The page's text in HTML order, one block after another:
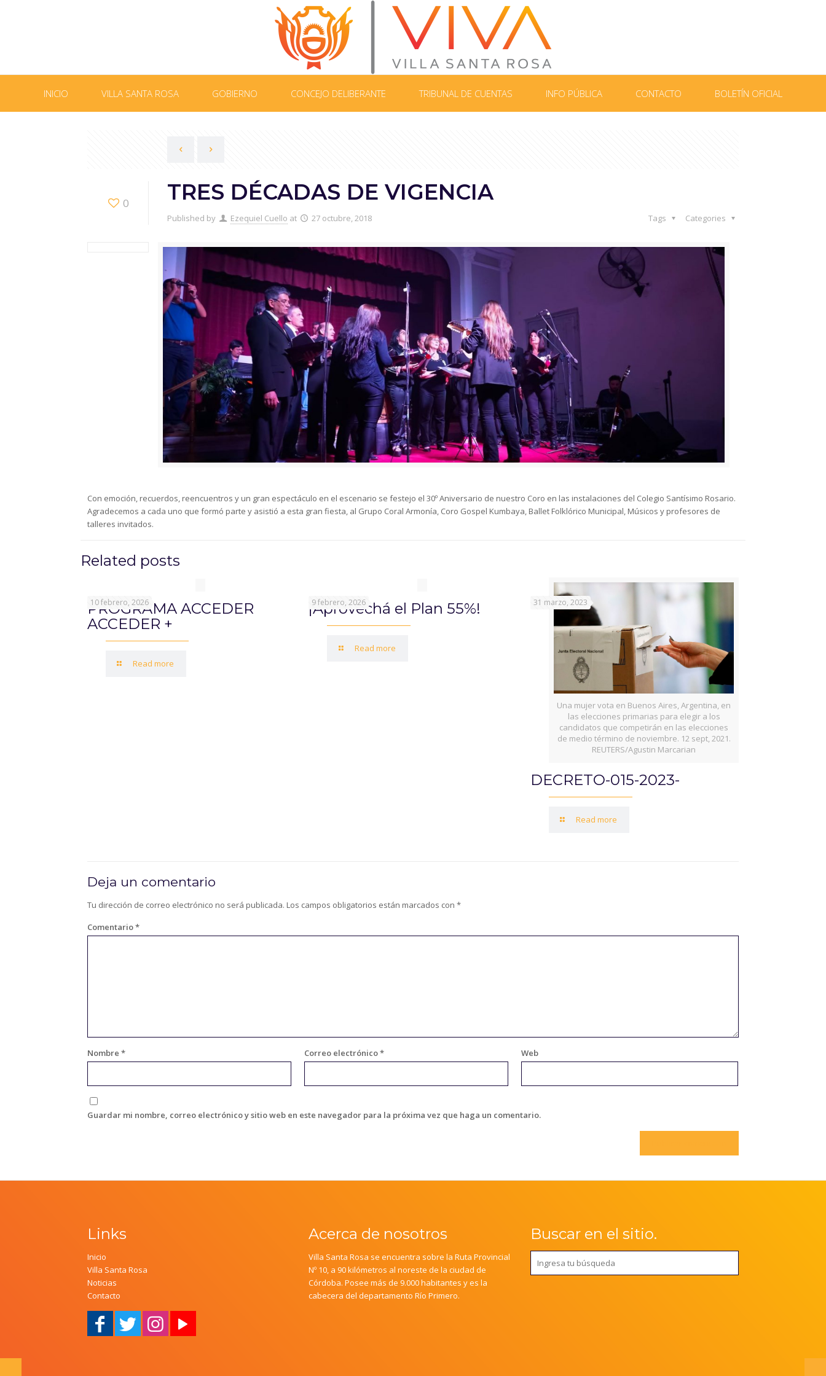
INICIO VILLA SANTA ROSA GOBIERNO CONCEJO DELIBERANTE TRIBUNAL DE CUENTAS INFO PÚBLICA CONTACTO BOLETÍN OFICIAL
0 TRES DÉCADAS DE VIGENCIA
Published by Ezequiel Cuello at 27 octubre, 2018 Categories
Tags
Con emoción, recuerdos, reencuentros y un gran espectáculo en el escenario se festejo el 30º Aniversario de nuestro Coro en las instalaciones del Colegio Santísimo Rosario.
Agradecemos a cada uno que formó parte y asistió a esta gran fiesta, al Grupo Coral Armonía, Coro Gospel Kumbaya, Ballet Folklórico Municipal, Músicos y profesores de
talleres invitados.
Related posts
10 febrero, 2026
PROGRAMA ACCEDER
ACCEDER +
Read more
9 febrero, 2026
¡Aprovechá el Plan 55%!
Read more
Una mujer vota en Buenos Aires, Argentina, en
las elecciones primarias para elegir a los
candidatos que competirán en las elecciones
de medio término de noviembre. 12 sept, 2021.
REUTERS/Agustin Marcarian
31 marzo, 2023
DECRETO-015-2023-
Read more
Deja un comentario
Tu dirección de correo electrónico no será publicada. Los campos obligatorios están marcados con *
Comentario*
Nombre * Correo electrónico* Web
Guardar mi nombre, correo electrónico y sitio web en este navegador para la próxima vez que haga un comentario.
Links
Inicio
Villa Santa Rosa
Noticias
Contacto
Acerca de nosotros
Villa Santa Rosa se encuentra sobre la Ruta Provincial
Nº 10, a 90 kilómetros al noreste de la ciudad de
Córdoba. Posee más de 9.000 habitantes y es la
cabecera del departamento Río Primero.
Buscar en el sitio.